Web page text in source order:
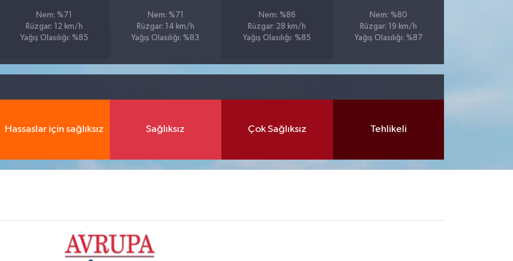
Nem: %71
Rüzgar: 12 km/h
Yağış Olasılığı: %85
Nem: %71
Rüzgar: 14 km/h
Yağış Olasılığı: %83
Nem: %86
Rüzgar: 28 km/h
Yağış Olasılığı: %85
Nem: %80
Rüzgar: 19 km/h
Yağış Olasılığı: %87
Hassaslar için sağlıksız Sağlıksız Çok Sağlıksız Tehlikeli